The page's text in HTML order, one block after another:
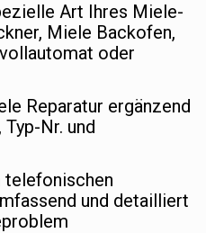
Art Ihres Miele-
Miele Backofen,
oder
Reparatur ergänzend
Nr. und
telefonischen
und detailliert